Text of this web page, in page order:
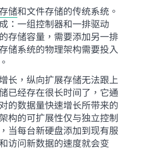
储和文件存储的传统系统。
：一组控制器和一排驱动
存储容量，需要添加另一排
储系统的物理架构需要投入
长，纵向扩展存储无法跟上
已经存在很长时间了，它通
的数据量快速增长所带来的
构的可扩展性仅与独立控制
当每台新硬盘添加到现有服
访问新数据的速度就会变